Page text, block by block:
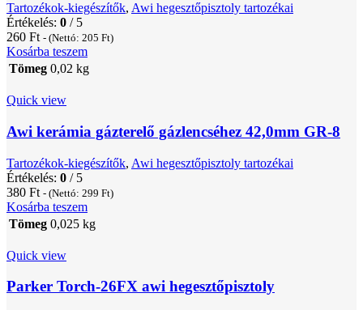
Tartozékok-kiegészítők, Awi hegesztőpisztoly tartozékai
Értékelés: 0 / 5
260 Ft - (Nettó: 205 Ft)
Kosárba teszem
Tömeg 0,02 kg
Quick view
Awi kerámia gázterelő gázlencséhez 42,0mm GR-8
Tartozékok-kiegészítők, Awi hegesztőpisztoly tartozékai
Értékelés: 0 / 5
380 Ft - (Nettó: 299 Ft)
Kosárba teszem
Tömeg 0,025 kg
Quick view
Parker Torch-26FX awi hegesztőpisztoly